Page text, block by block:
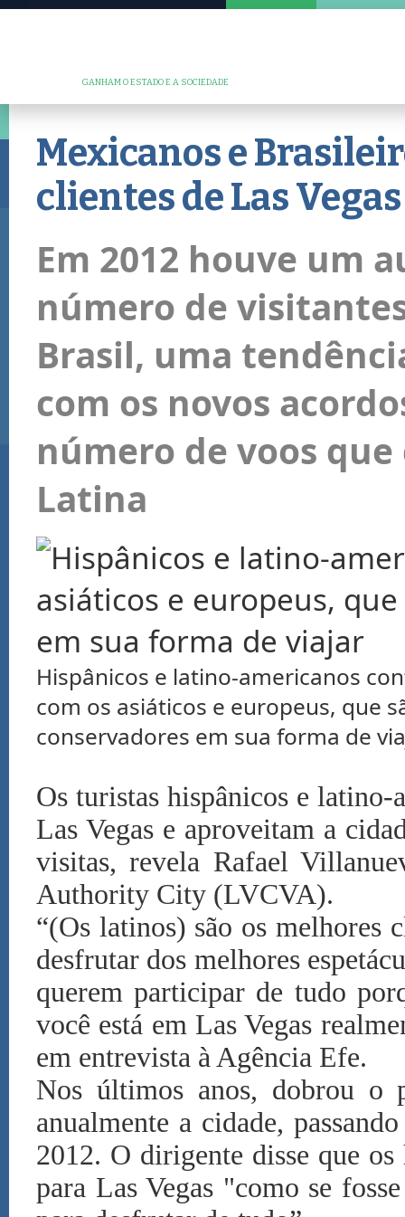
GANHAM O ESTADO E A SOCIEDADE
Mexicanos e
clientes de Las Vegas
Em 2012 houve um
número de
Brasil, uma
com os novos
número de voos
Latina
Hispânicos e latino-americanos
com os asiáticos e europeus, que
conservadores em sua forma de
Os turistas hispânicos e latino-
Las Vegas e aproveitam a
visitas, revela Rafael
Authority City (LVCVA).
“(Os latinos) são os melhores
desfrutar dos melhores
querem participar de tudo
você está em Las Vegas
em entrevista à Agência Efe.
Nos últimos anos, dobrou o
anualmente a cidade,
2012. O dirigente disse que
para Las Vegas "como se